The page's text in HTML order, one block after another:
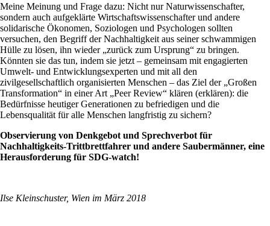
Meine Meinung und Frage dazu: Nicht nur Naturwissenschafter,
sondern auch aufgeklärte Wirtschaftswissenschafter und andere
solidarische Ökonomen, Soziologen und Psychologen sollten
versuchen, den Begriff der Nachhaltigkeit aus seiner schwammigen
Hülle zu lösen, ihn wieder „zurück zum Ursprung“ zu bringen.
Könnten sie das tun, indem sie jetzt – gemeinsam mit engagierten
Umwelt- und Entwicklungsexperten und mit all den
zivilgesellschaftlich organisierten Menschen – das Ziel der „Großen
Transformation“ in einer Art „Peer Review“ klären (erklären): die
Bedürfnisse heutiger Generationen zu befriedigen und die
Lebensqualität für alle Menschen langfristig zu sichern?
Observierung von Denkgebot und Sprechverbot für
Nachhaltigkeits-Trittbrettfahrer und andere Saubermänner, eine
Herausforderung für SDG-watch!
Ilse Kleinschuster, Wien im März 2018